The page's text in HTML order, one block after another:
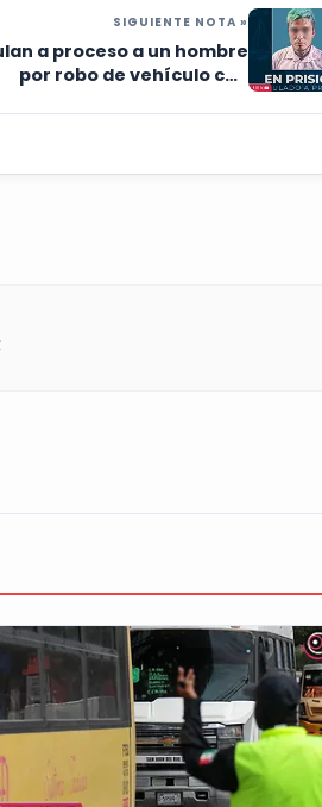
SIGUIENTE NOTA »
a proceso a un hombre
por robo de vehículo con